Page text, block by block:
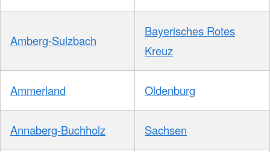
Amberg-Sulzbach
Bayerisches Rotes
Kreuz
Ammerland Oldenburg
Annaberg-Buchholz Sachsen